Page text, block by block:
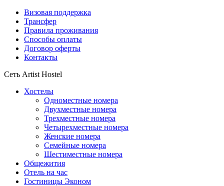
Визовая поддержка
Трансфер
Правила проживания
Способы оплаты
Договор оферты
Контакты
Сеть Artist Hostel
Хостелы
Одноместные номера
Двухместные номера
Трехместные номера
Четырехместные номера
Женские номера
Семейные номера
Шестиместные номера
Общежития
Отель на час
Гостиницы Эконом